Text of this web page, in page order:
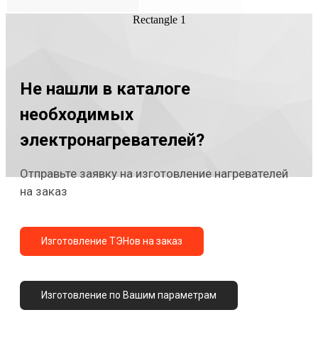
Rectangle 1
Не нашли в каталоге
необходимых
электронагревателей?
Отправьте заявку на изготовление нагревателей
на заказ
Изготовление ТЭНов на заказ
Изготовление по Вашим параметрам